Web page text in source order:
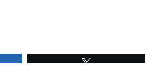
Tweet